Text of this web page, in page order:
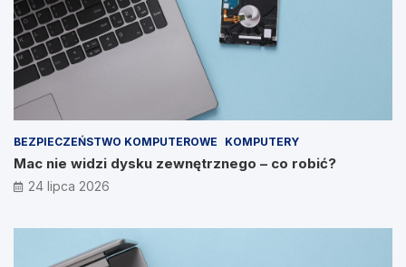
BEZPIECZEŃSTWO KOMPUTEROWE KOMPUTERY
Mac nie widzi dysku zewnętrznego – co robić?
24 lipca 2026